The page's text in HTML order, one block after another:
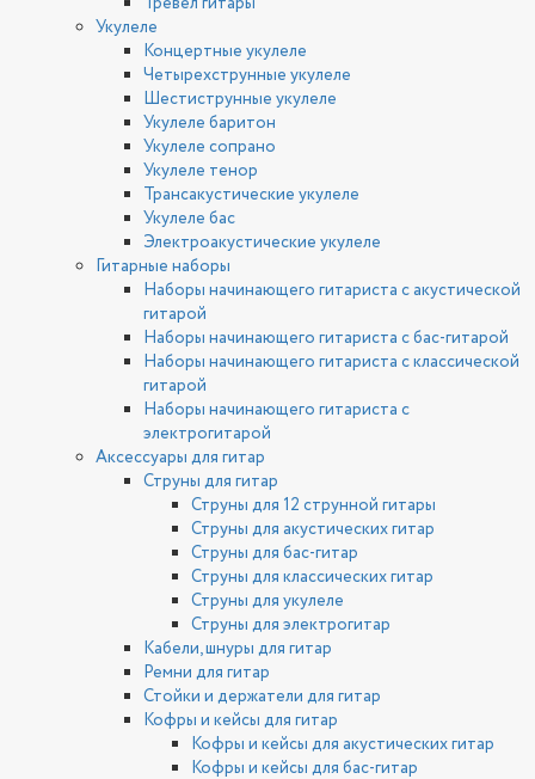
Укулеле
Концертные укулеле
Четырехструнные укулеле
Шестиструнные укулеле
Укулеле баритон
Укулеле сопрано
Укулеле тенор
Трансакустические укулеле
Укулеле бас
Электроакустические укулеле
Гитарные наборы
Наборы начинающего гитариста с акустической
гитарой
Наборы начинающего гитариста с бас-гитарой
Наборы начинающего гитариста с классической
гитарой
Наборы начинающего гитариста с
электрогитарой
Аксессуары для гитар
Струны для гитар
Струны для 12 струнной гитары
Струны для акустических гитар
Струны для бас-гитар
Струны для классических гитар
Струны для укулеле
Струны для электрогитар
Кабели, шнуры для гитар
Ремни для гитар
Стойки и держатели для гитар
Кофры и кейсы для гитар
Кофры и кейсы для акустических гитар
Кофры и кейсы для бас-гитар